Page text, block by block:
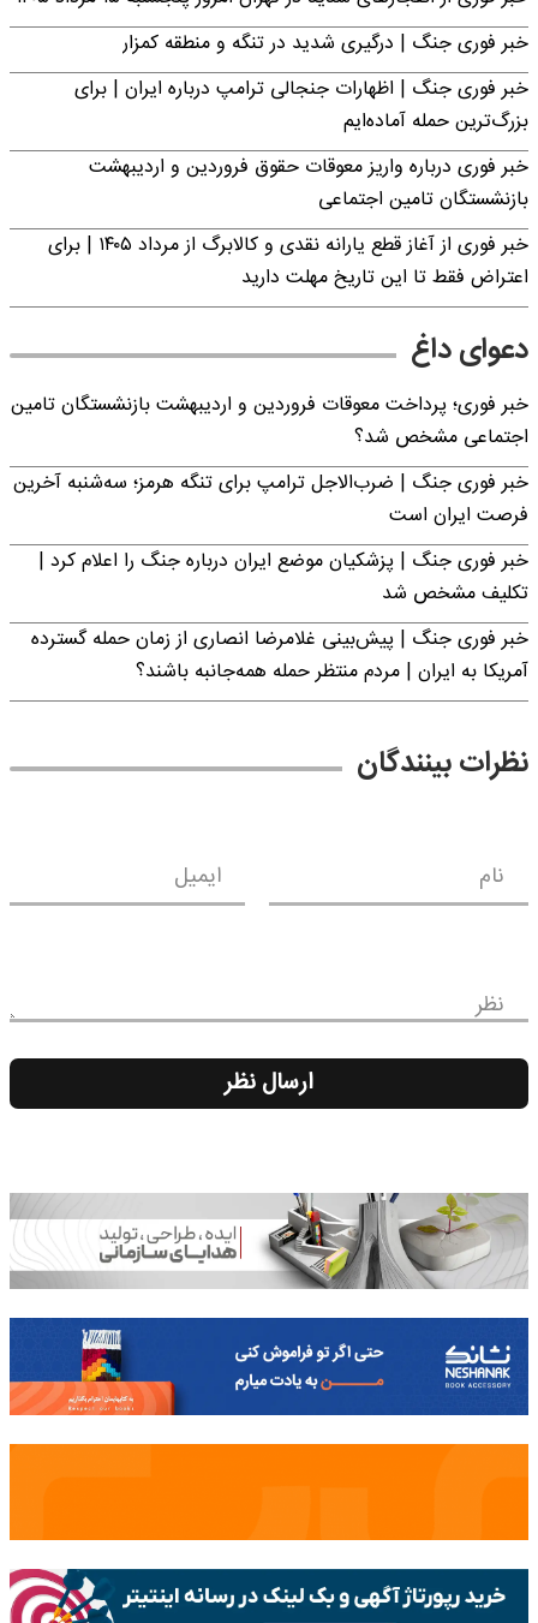
خبر فوری جنگ | درگیری شدید در تنگه و منطقه کمزار
خبر فوری جنگ | اظهارات جنجالی ترامپ درباره ایران | برای
بزرگ‌ترین حمله آماده‌ایم
خبر فوری درباره واریز معوقات حقوق فروردین و اردیبهشت
بازنشستگان تامین اجتماعی
خبر فوری از آغاز قطع یارانه نقدی و کالابرگ از مرداد ۱۴۰۵ | برای
اعتراض فقط تا این تاریخ مهلت دارید
دعوای داغ
خبر فوری؛ پرداخت معوقات فروردین و اردیبهشت بازنشستگان تامین
اجتماعی مشخص شد؟
خبر فوری جنگ | ضرب‌الاجل ترامپ برای تنگه هرمز؛ سه‌شنبه آخرین
فرصت ایران است
خبر فوری جنگ | پزشکیان موضع ایران درباره جنگ را اعلام کرد |
تکلیف مشخص شد
خبر فوری جنگ | پیش‌بینی غلامرضا انصاری از زمان حمله گسترده
آمریکا به ایران | مردم منتظر حمله همه‌جانبه باشند؟
نظرات بینندگان
نام ایمیل
نظر
ارسال نظر